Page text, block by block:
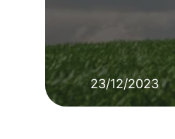
23/12/2023